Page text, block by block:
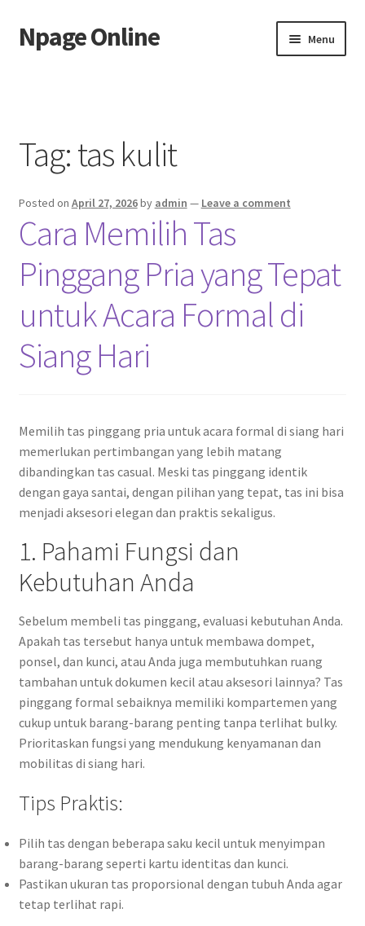
Skip
to
Skip
to
Npage Online Menu
Tag:tas kulit
Posted on April 27, 2026by admin — Leave a comment
Cara Memilih Tas
Pinggang Pria yang Tepat
untuk Acara Formal di
Siang Hari
Memilih tas pinggang pria untuk acara formal di siang hari
memerlukan pertimbangan yang lebih matang
dibandingkan tas casual. Meski tas pinggang identik
dengan gaya santai, dengan pilihan yang tepat, tas ini bisa
menjadi aksesori elegan dan praktis sekaligus.
1. Pahami Fungsi dan
Kebutuhan Anda
Sebelum membeli tas pinggang, evaluasi kebutuhan Anda.
Apakah tas tersebut hanya untuk membawa dompet,
ponsel, dan kunci, atau Anda juga membutuhkan ruang
tambahan untuk dokumen kecil atau aksesori lainnya? Tas
pinggang formal sebaiknya memiliki kompartemen yang
cukup untuk barang-barang penting tanpa terlihat bulky.
Prioritaskan fungsi yang mendukung kenyamanan dan
mobilitas di siang hari.
Tips Praktis:
Pilih tas dengan beberapa saku kecil untuk menyimpan
barang-barang seperti kartu identitas dan kunci.
Pastikan ukuran tas proporsional dengan tubuh Anda agar
tetap terlihat rapi.